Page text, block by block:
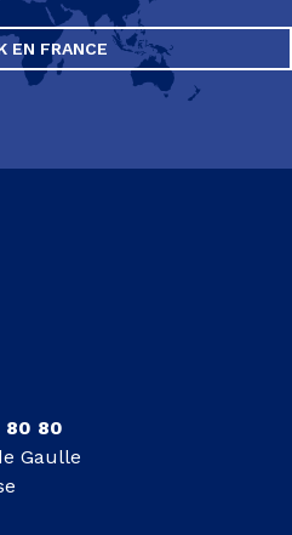
EN FRANCE
80 80
Gaulle